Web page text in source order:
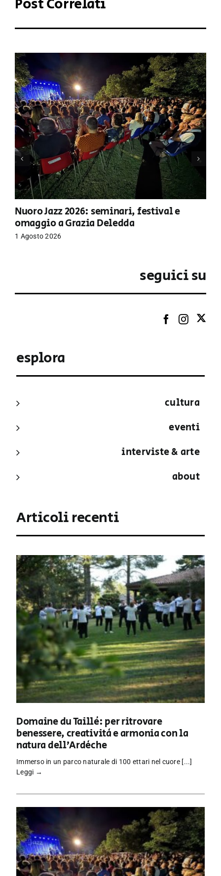
Post Correlati
Nuoro Jazz 2026: seminari, festival e
omaggio a Grazia Deledda
1 Agosto 2026
seguici su
esplora
cultura
eventi
interviste & arte
about
Articoli recenti
Domaine du Taillé: per ritrovare
benessere, creatività e armonia con la
natura dell’Ardèche
Immerso in un parco naturale di 100 ettari nel cuore [...]
Leggi →